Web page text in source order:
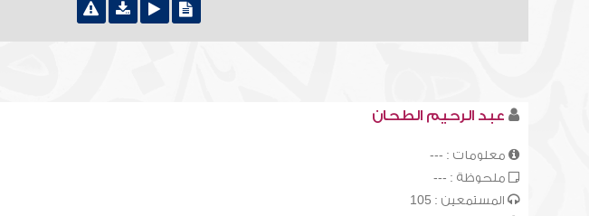
عبد الرحيم الطحان
معلومات : ---
ملحوظة : ---
المستمعين : 105